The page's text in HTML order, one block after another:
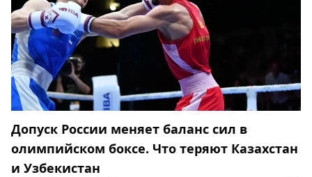
Допуск России меняет баланс сил в
олимпийском боксе. Что теряют Казахстан
и Узбекистан